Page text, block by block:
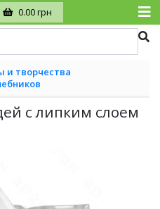
0.00 грн
и творчества
с липким слоем